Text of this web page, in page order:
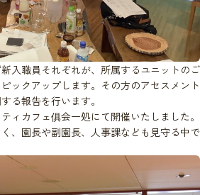
入職員それぞれが、所属するユニットのご
ックアップします。その方のアセスメント
る報告を行います。
ィカフェ俱会一処にて開催いたしました。
、園長や副園長、人事課なども見守る中で